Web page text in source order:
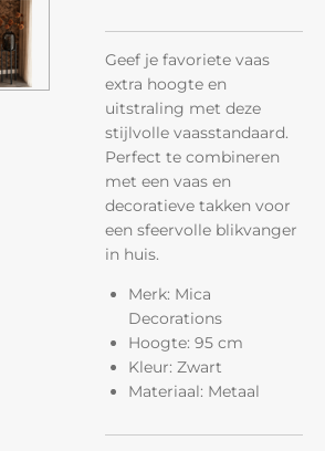
Geef je favoriete vaas
extra hoogte en
uitstraling met deze
stijlvolle vaasstandaard.
Perfect te combineren
met een vaas en
decoratieve takken voor
een sfeervolle blikvanger
in huis.
Merk: Mica
Decorations
Hoogte: 95 cm
Kleur: Zwart
Materiaal: Metaal